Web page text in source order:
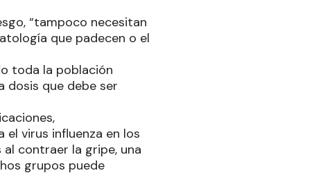
“tampoco necesitan
que padecen o el
toda la población
dosis que debe ser
virus influenza en los
contraer la gripe, una
grupos puede